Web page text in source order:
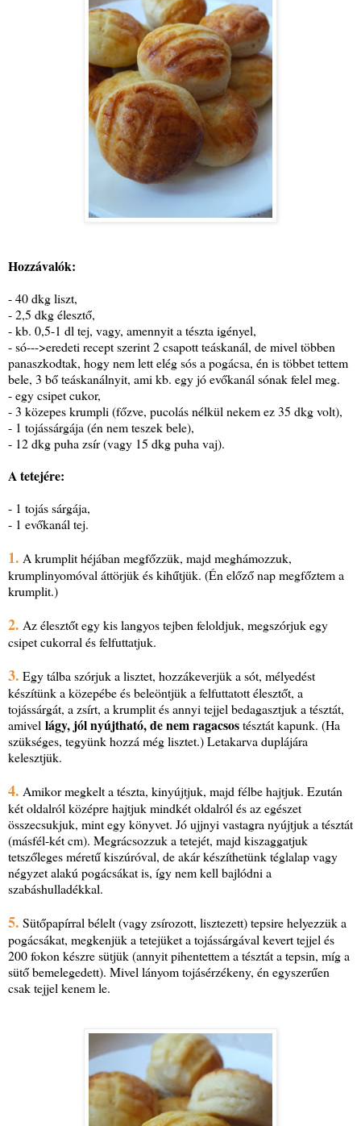
Hozzávalók:
- 40 dkg liszt,
- 2,5 dkg élesztő,
- kb. 0,5-1 dl tej, vagy, amennyit a tészta igényel,
- só--->eredeti recept szerint 2 csapott teáskanál, de mivel többen
panaszkodtak, hogy nem lett elég sós a pogácsa, én is többet tettem
bele, 3 bő teáskanálnyit, ami kb. egy jó evőkanál sónak felel meg.
- egy csipet cukor,
- 3 közepes krumpli (főzve, pucolás nélkül nekem ez 35 dkg volt),
- 1 tojássárgája (én nem teszek bele),
- 12 dkg puha zsír (vagy 15 dkg puha vaj).
A tetejére:
- 1 tojás sárgája,
- 1 evőkanál tej.
1. A krumplit héjában megfőzzük, majd meghámozzuk,
krumplinyomóval áttörjük és kihűtjük. (Én előző nap megfőztem a
krumplit.)
2. Az élesztőt egy kis langyos tejben feloldjuk, megszórjuk egy
csipet cukorral és felfuttatjuk.
3. Egy tálba szórjuk a lisztet, hozzákeverjük a sót, mélyedést
készítünk a közepébe és beleöntjük a felfuttatott élesztőt, a
tojássárgát, a zsírt, a krumplit és annyi tejjel bedagasztjuk a tésztát,
amivel lágy, jól nyújtható, de nem ragacsostésztát kapunk. (Ha
szükséges, tegyünk hozzá még lisztet.) Letakarva duplájára
kelesztjük.
4. Amikor megkelt a tészta, kinyújtjuk, majd félbe hajtjuk. Ezután
két oldalról középre hajtjuk mindkét oldalról és az egészet
összecsukjuk, mint egy könyvet. Jó ujjnyi vastagra nyújtjuk a tésztát
(másfél-két cm). Megrácsozzuk a tetejét, majd kiszaggatjuk
tetszőleges méretű kiszúróval, de akár készíthetünk téglalap vagy
négyzet alakú pogácsákat is, így nem kell bajlódni a
szabáshulladékkal.
5. Sütőpapírral bélelt (vagy zsírozott, lisztezett) tepsire helyezzük a
pogácsákat, megkenjük a tetejüket a tojássárgával kevert tejjel és
200 fokon készre sütjük (annyit pihentettem a tésztát a tepsin, míg a
sütő bemelegedett). Mivel lányom tojásérzékeny, én egyszerűen
csak tejjel kenem le.